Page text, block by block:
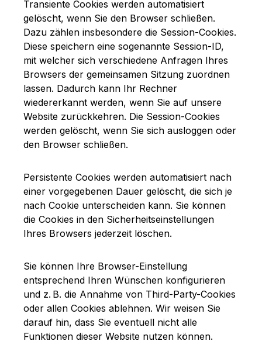
Transiente Cookies werden automatisiert
gelöscht, wenn Sie den Browser schließen.
Dazu zählen insbesondere die Session-Cookies.
Diese speichern eine sogenannte Session-ID,
mit welcher sich verschiedene Anfragen Ihres
Browsers der gemeinsamen Sitzung zuordnen
lassen. Dadurch kann Ihr Rechner
wiedererkannt werden, wenn Sie auf unsere
Website zurückkehren. Die Session-Cookies
werden gelöscht, wenn Sie sich ausloggen oder
den Browser schließen.
Persistente Cookies werden automatisiert nach
einer vorgegebenen Dauer gelöscht, die sich je
nach Cookie unterscheiden kann. Sie können
die Cookies in den Sicherheitseinstellungen
Ihres Browsers jederzeit löschen.
Sie können Ihre Browser-Einstellung
entsprechend Ihren Wünschen konfigurieren
und z. B. die Annahme von Third-Party-Cookies
oder allen Cookies ablehnen. Wir weisen Sie
darauf hin, dass Sie eventuell nicht alle
Funktionen dieser Website nutzen können.